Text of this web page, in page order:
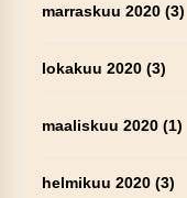
marraskuu 2020(3)
lokakuu 2020(3)
maaliskuu 2020(1)
helmikuu 2020(3)